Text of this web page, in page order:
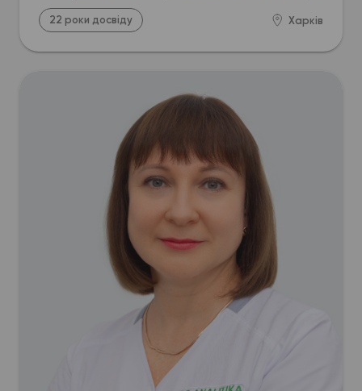
22 роки досвіду Харків